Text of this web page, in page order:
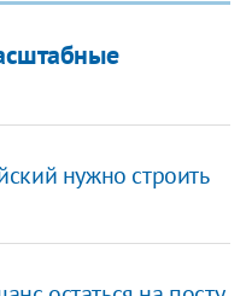
нужно строить